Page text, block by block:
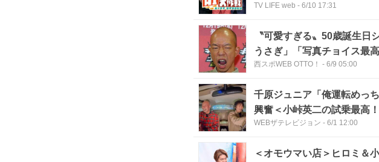
TV LIFE web - 6/10 17:31
〝可愛すぎる〟50歳誕生日
うさぎ」「写真チョイス最高
西スポWEB OTTO！ - 6/9 05:00
千原ジュニア「俺運転めっ
興奮＜小峠英二の試乗最高
WEBザテレビジョン - 6/1 12:00
＜オモウマい店＞ヒロミ＆